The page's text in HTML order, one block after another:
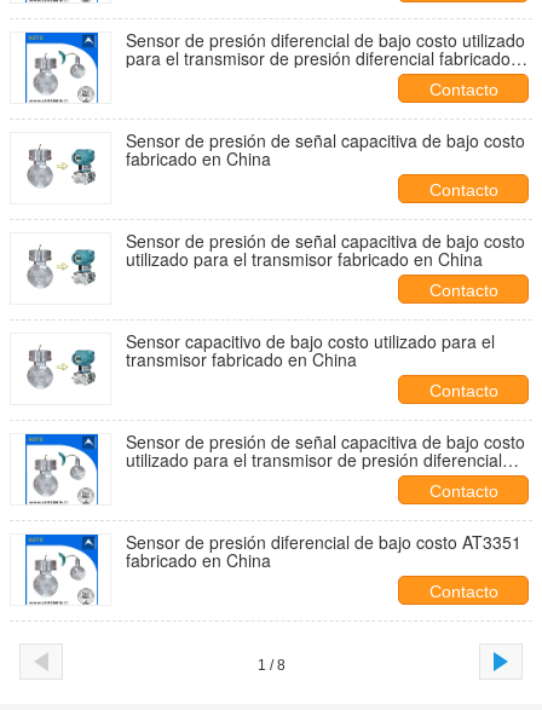
Sensor de presión diferencial de bajo costo utilizado
para el transmisor de presión diferencial fabricado
Contacto
Sensor de presión de señal capacitiva de bajo costo
fabricado en China
Contacto
Sensor de presión de señal capacitiva de bajo costo
utilizado para el transmisor fabricado en China
Contacto
Sensor capacitivo de bajo costo utilizado para el
transmisor fabricado en China
Contacto
Sensor de presión de señal capacitiva de bajo costo
utilizado para el transmisor de presión diferencial
Contacto
Sensor de presión diferencial de bajo costo AT3351
fabricado en China
Contacto
1 / 8